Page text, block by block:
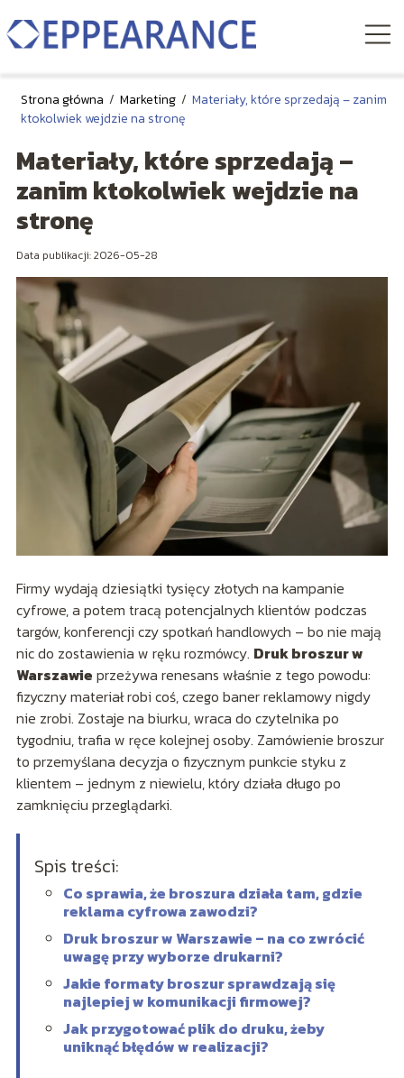
Strona główna / Marketing / Materiały, które sprzedają – zanim
ktokolwiek wejdzie na stronę
Materiały, które sprzedają –
zanim ktokolwiek wejdzie na
stronę
Data publikacji: 2026-05-28
Firmy wydają dziesiątki tysięcy złotych na kampanie
cyfrowe, a potem tracą potencjalnych klientów podczas
targów, konferencji czy spotkań handlowych – bo nie mają
nic do zostawienia w ręku rozmówcy. Druk broszur w
Warszawie przeżywa renesans właśnie z tego powodu:
fizyczny materiał robi coś, czego baner reklamowy nigdy
nie zrobi. Zostaje na biurku, wraca do czytelnika po
tygodniu, trafia w ręce kolejnej osoby. Zamówienie broszur
to przemyślana decyzja o fizycznym punkcie styku z
klientem – jednym z niewielu, który działa długo po
zamknięciu przeglądarki.
Spis treści:
Co sprawia, że broszura działa tam, gdzie
reklama cyfrowa zawodzi?
Druk broszur w Warszawie – na co zwrócić
uwagę przy wyborze drukarni?
Jakie formaty broszur sprawdzają się
najlepiej w komunikacji firmowej?
Jak przygotować plik do druku, żeby
uniknąć błędów w realizacji?